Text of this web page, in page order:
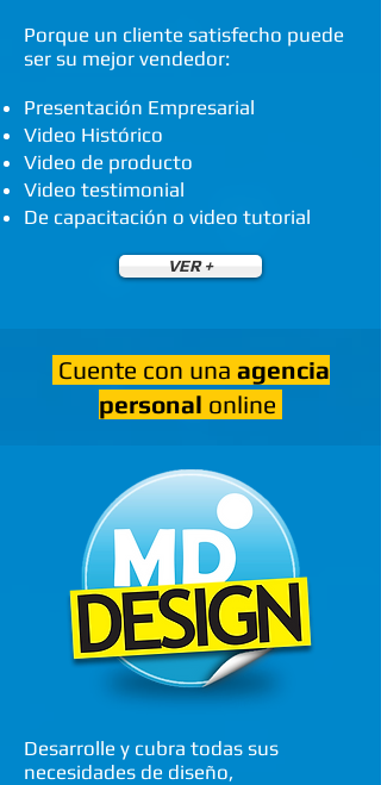
Porque un cliente satisfecho puede
ser su mejor vendedor:
Presentación Empresarial
Video Histórico
Video de producto
Video testimonial
De capacitación o video tutorial
VER +
Cuente con una agencia
personal online
Desarrolle y cubra todas sus
necesidades de diseño,